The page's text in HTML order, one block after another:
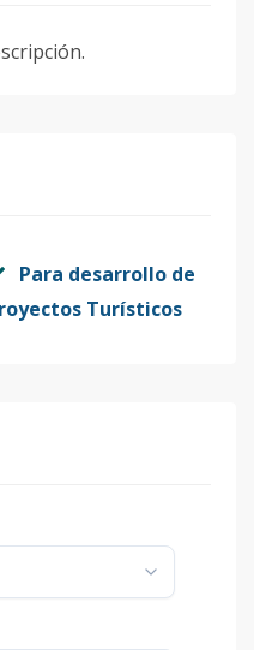
Para desarrollo de
Turísticos